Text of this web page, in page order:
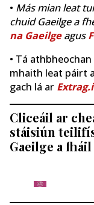
• Más mian leat
chuid Gaeilge a
na Gaeilgeagus
• Tá
mhaith leat páirt
gach lá ar
Cliceáil ar
stáisiún
Gaeilge a fháil